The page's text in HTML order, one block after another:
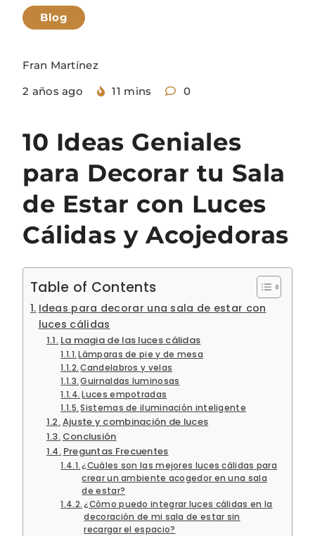
Blog
Fran Martínez
2 años ago
11 mins 0
10 Ideas Geniales
para Decorar tu Sala
de Estar con Luces
Cálidas y Acojedoras
Table of Contents
Ideas para decorar una sala de estar con
luces cálidas
La magia de las luces cálidas
Lámparas de pie y de mesa
Candelabros y velas
Guirnaldas luminosas
Luces empotradas
Sistemas de iluminación inteligente
Ajuste y combinación de luces
Conclusión
Preguntas Frecuentes
¿Cuáles son las mejores luces cálidas para
crear un ambiente acogedor en una sala
de estar?
¿Cómo puedo integrar luces cálidas en la
decoración de mi sala de estar sin
recargar el espacio?